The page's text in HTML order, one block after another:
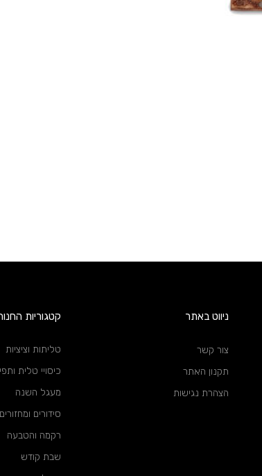
ניווט באתר
צור קשר
תקנון האתר
הצהרת נגישות
קטגוריות
טליתות וציציות
כיסויי טלית
מעגל השנה
סידורים ומחזורים
רקמה והטבעה
שבת קודש